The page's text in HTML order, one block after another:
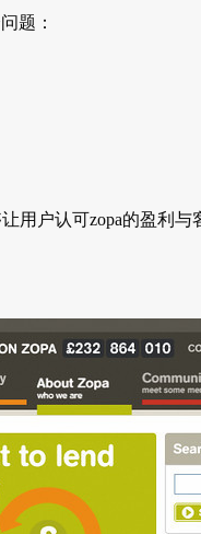
题：
用户认可zopa的盈利